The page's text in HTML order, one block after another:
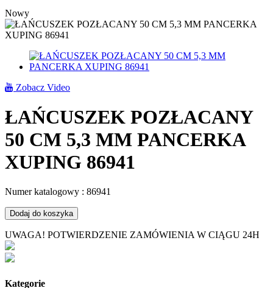
Nowy
Zobacz Video
ŁAŃCUSZEK POZŁACANY
50 CM 5,3 MM PANCERKA
XUPING 86941
Numer katalogowy : 86941
Dodaj do koszyka
UWAGA! POTWIERDZENIE ZAMÓWIENIA W CIĄGU 24H
Kategorie